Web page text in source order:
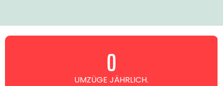
UMZÜGE JÄHRLICH.
0